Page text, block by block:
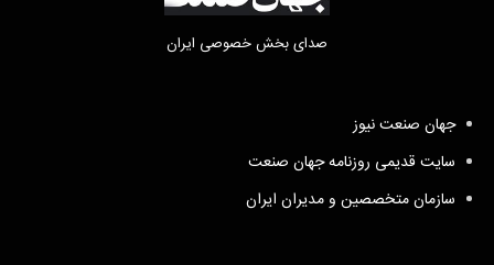
صدای بخش خصوصی ایران
جهان صنعت نیوز
سایت قدیمی روزنامه جهان صنعت
سازمان متخصصین و مدیران ایران